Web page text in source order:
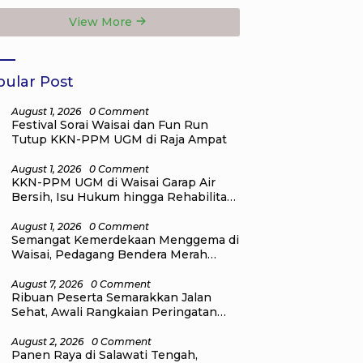
Government
Institutions Award
2026
View More
Post
August 1, 2026 0 Comment
Festival Sorai Waisai dan Fun Run
Tutup KKN-PPM UGM di Raja Ampat
August 1, 2026 0 Comment
KKN-PPM UGM di Waisai Garap Air
Bersih, Isu Hukum hingga Rehabilitasi
August 1, 2026 0 Comment
Semangat Kemerdekaan Menggema di
Waisai, Pedagang Bendera Merah
August 7, 2026 0 Comment
Ribuan Peserta Semarakkan Jalan
Sehat, Awali Rangkaian Peringatan
Ampat
August 2, 2026 0 Comment
Panen Raya di Salawati Tengah,